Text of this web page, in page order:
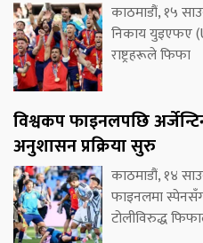
काठमाडौं, १५
निकाय युइएफए
राष्ट्रहरूले फिफा
विश्वकप फाइनलपछि
अनुशासन प्रक्रिया सुरु
काठमाडौं, १४
फाइनलमा
टोलीविरुद्ध